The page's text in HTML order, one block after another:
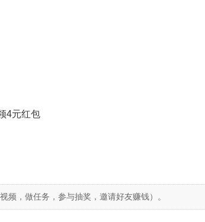
4元红包
频，做任务，参与抽奖，邀请好友赚钱）。